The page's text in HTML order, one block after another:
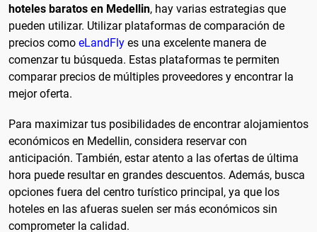
hoteles baratos en Medellin, hay varias estrategias que
pueden utilizar. Utilizar plataformas de comparación de
precios como eLandFly es una excelente manera de
comenzar tu búsqueda. Estas plataformas te permiten
comparar precios de múltiples proveedores y encontrar la
mejor oferta.
Para maximizar tus posibilidades de encontrar alojamientos
económicos en Medellin, considera reservar con
anticipación. También, estar atento a las ofertas de última
hora puede resultar en grandes descuentos. Además, busca
opciones fuera del centro turístico principal, ya que los
hoteles en las afueras suelen ser más económicos sin
comprometer la calidad.